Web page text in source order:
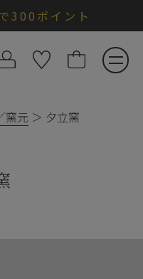
300ポイント
窯元 夕立窯